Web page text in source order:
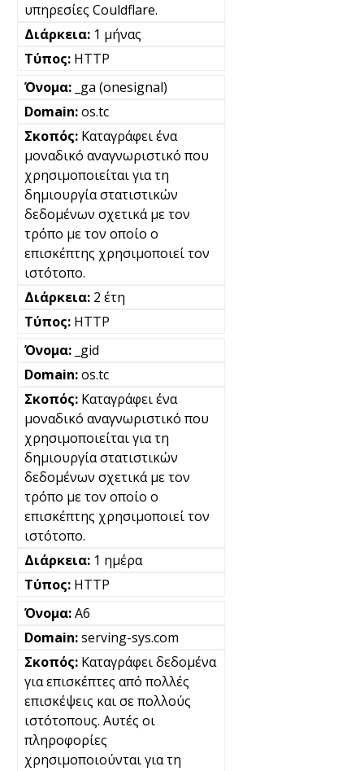
υπηρεσίες Couldflare.
1 μήνας
HTTP
_ga (onesignal)
os.tc
Καταγράφει ένα
μοναδικό αναγνωριστικό που
χρησιμοποιείται για τη
δημιουργία στατιστικών
δεδομένων σχετικά με τον
τρόπο με τον οποίο ο
επισκέπτης χρησιμοποιεί τον
ιστότοπο.
2 έτη
HTTP
_gid
os.tc
Καταγράφει ένα
μοναδικό αναγνωριστικό που
χρησιμοποιείται για τη
δημιουργία στατιστικών
δεδομένων σχετικά με τον
τρόπο με τον οποίο ο
επισκέπτης χρησιμοποιεί τον
ιστότοπο.
1 ημέρα
HTTP
A6
serving-sys.com
Καταγράφει δεδομένα
για επισκέπτες από πολλές
επισκέψεις και σε πολλούς
ιστότοπους. Αυτές οι
πληροφορίες
χρησιμοποιούνται για τη